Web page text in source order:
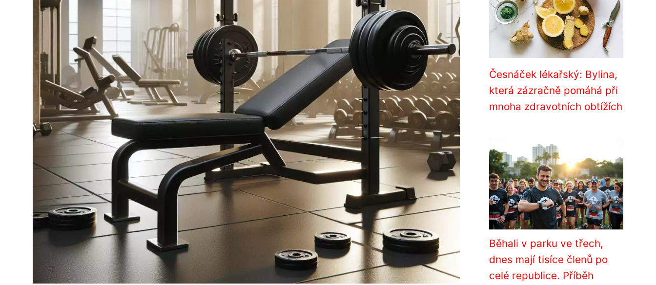
Česnáček lékařský: Bylina,
která zázračně pomáhá při
mnoha zdravotních obtížích
Běhali v parku ve třech,
dnes mají tisíce členů po
celé republice. Příběh